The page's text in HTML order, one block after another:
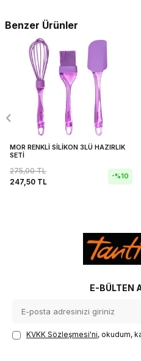
Benzer Ürünler
MOR RENKLİ SİLİKON 3LÜ HAZIRLIK
SETİ
275,00TL
247,50 TL
-%10
E-BÜLTEN
KVKK Sözleşmesi'ni, okudum,